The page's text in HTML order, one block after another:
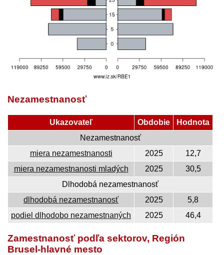
Nezamestnanosť
Ukazovateľ Obdobie
Hodnota
Nezamestnanosť
miera nezamestnanosti
2025
12,7
miera nezamestnanosti mladých
2025
30,5
Dlhodobá nezamestnanosť
dlhodobá nezamestnanosť
2025
5,8
podiel dlhodobo nezamestnaných
2025 46,4
Zamestnanosť podľa sektorov, Región
Brusel-hlavné mesto